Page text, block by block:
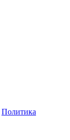
Политика